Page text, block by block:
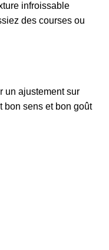
infroissable
des courses ou
un ajustement sur
bon sens et bon goût